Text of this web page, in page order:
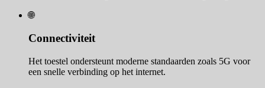
🌐
Connectiviteit
Het toestel ondersteunt moderne standaarden zoals 5G voor
een snelle verbinding op het internet.